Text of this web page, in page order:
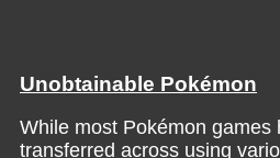
Unobtainable Pokémon
While most Pokémon
transferred across using